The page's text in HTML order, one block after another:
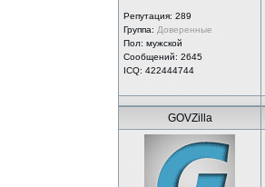
Репутация: 289
Группа: Доверенные
Пол: мужской
Сообщений: 2645
ICQ: 422444744
GOVZilla